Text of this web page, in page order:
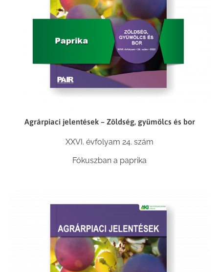
Agrárpiaci jelentések – Zöldség, gyümölcs és bor
XXVI. évfolyam 24. szám
Fókuszban a paprika